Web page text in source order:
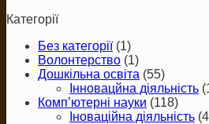
Категорії
Без категорії(1)
Волонтерство (1)
Дошкільна освіта (55)
Інновацйна діяльність
Комп’ютерні науки (118)
Іноваційна діяльність